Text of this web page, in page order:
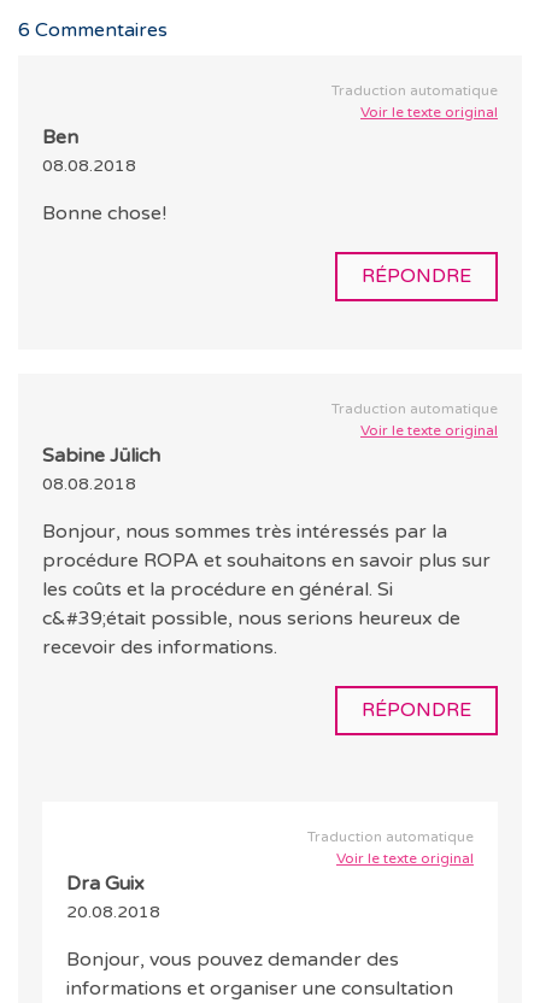
6 Commentaires
Traduction automatique
Voir le texte original
Ben
08.08.2018
Bonne chose!
RÉPONDRE
Traduction automatique
Voir le texte original
Sabine Jülich
08.08.2018
Bonjour, nous sommes très intéressés par la
procédure ROPA et souhaitons en savoir plus sur
les coûts et la procédure en général. Si
c&#39;était possible, nous serions heureux de
recevoir des informations.
RÉPONDRE
Traduction automatique
Voir le texte original
Dra Guix
20.08.2018
Bonjour, vous pouvez demander des
informations et organiser une consultation